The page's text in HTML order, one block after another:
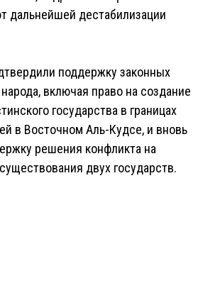
дальнейшей дестабилизации
поддержку законных
включая право на создание
государства в границах
в Восточном Аль-Кудсе, и вновь
решения конфликта на
двух государств.